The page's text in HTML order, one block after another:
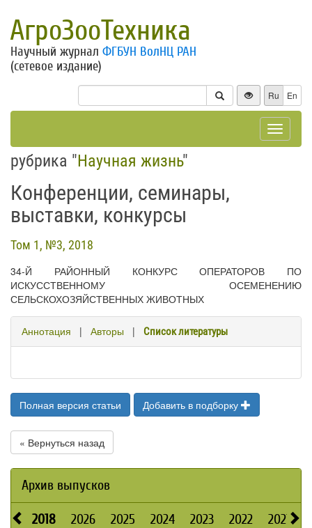
АгроЗооТехника
Научный журнал ФГБУН ВолНЦ РАН
(сетевое издание)
Ru En
Toggle
рубрика "Научная жизнь"
Конференции, семинары,
выставки, конкурсы
Том 1, №3, 2018
34-Й РАЙОННЫЙ КОНКУРС ОПЕРАТОРОВ ПО
ИСКУССТВЕННОМУ ОСЕМЕНЕНИЮ
СЕЛЬСКОХОЗЯЙСТВЕННЫХ ЖИВОТНЫХ
Аннотация | Авторы | Список литературы
Полная версия статьи Добавить в подборку
« Вернуться назад
Архив выпусков
2018 2026 2025 2024 2023 2022 2021